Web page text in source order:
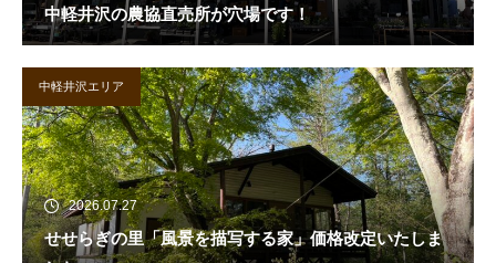
中軽井沢の農協直売所が穴場です！
中軽井沢エリア
2026.07.27
せせらぎの里「風景を描写する家」価格改定いたしま